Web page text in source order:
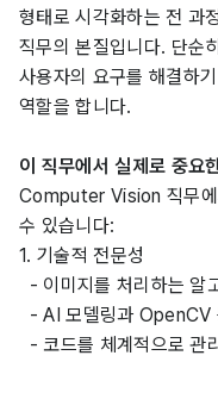
형태로 시각화하는 전
직무의 본질입니다. 단순
사용자의 요구를 해결하
역할을 합니다.
이 직무에서 실제로 중요
Computer Vision 직무에
수 있습니다:
1. 기술적 전문성
- 이미지를 처리하는 알
- AI 모델링과 OpenCV
- 코드를 체계적으로 관